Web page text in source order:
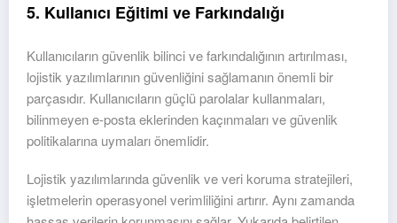
5. Kullanıcı Eğitimi ve Farkındalığı
Kullanıcıların güvenlik bilinci ve farkındalığının artırılması,
lojistik yazılımlarının güvenliğini sağlamanın önemli bir
parçasıdır. Kullanıcıların güçlü parolalar kullanmaları,
bilinmeyen e-posta eklerinden kaçınmaları ve güvenlik
politikalarına uymaları önemlidir.
Lojistik yazılımlarında güvenlik ve veri koruma stratejileri,
işletmelerin operasyonel verimliliğini artırır. Aynı zamanda